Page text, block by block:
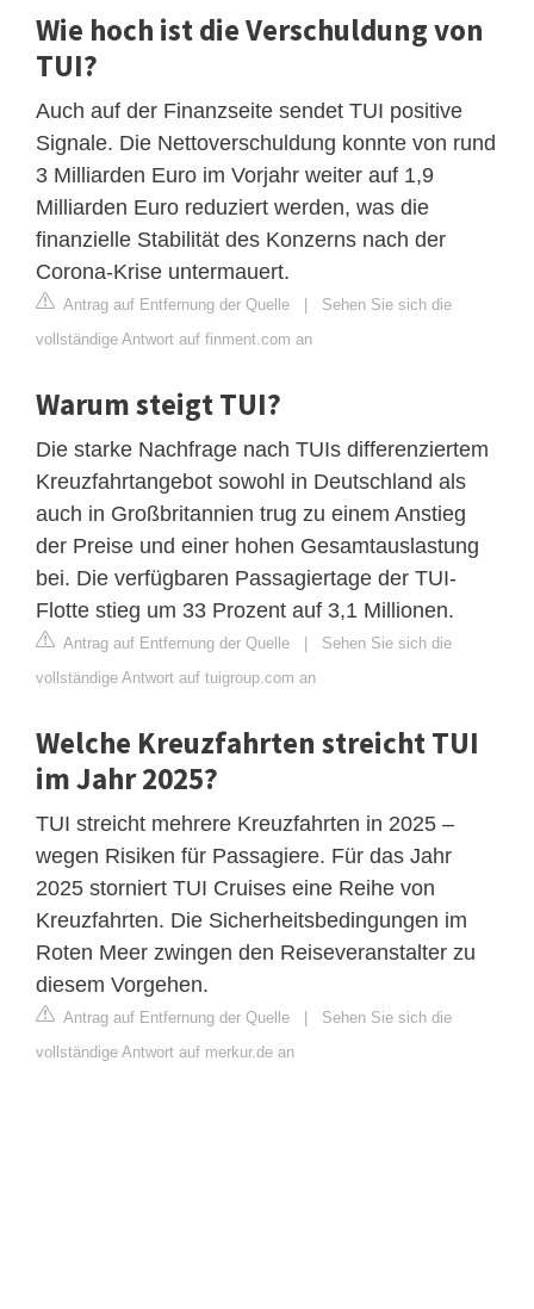
Wie hoch ist die Verschuldung von
TUI?
Auch auf der Finanzseite sendet TUI positive
Signale. Die Nettoverschuldung konnte von rund
3 Milliarden Euro im Vorjahr weiter auf 1,9
Milliarden Euro reduziert werden, was die
finanzielle Stabilität des Konzerns nach der
Corona-Krise untermauert.
Antrag auf Entfernung der Quelle | Sehen Sie sich die
vollständige Antwort auf finment.com an
Warum steigt TUI?
Die starke Nachfrage nach TUIs differenziertem
Kreuzfahrtangebot sowohl in Deutschland als
auch in Großbritannien trug zu einem Anstieg
der Preise und einer hohen Gesamtauslastung
bei. Die verfügbaren Passagiertage der TUI-
Flotte stieg um 33 Prozent auf 3,1 Millionen.
Antrag auf Entfernung der Quelle | Sehen Sie sich die
vollständige Antwort auf tuigroup.com an
Welche Kreuzfahrten streicht TUI
im Jahr 2025?
TUI streicht mehrere Kreuzfahrten in 2025 –
wegen Risiken für Passagiere. Für das Jahr
2025 storniert TUI Cruises eine Reihe von
Kreuzfahrten. Die Sicherheitsbedingungen im
Roten Meer zwingen den Reiseveranstalter zu
diesem Vorgehen.
Antrag auf Entfernung der Quelle | Sehen Sie sich die
vollständige Antwort auf merkur.de an